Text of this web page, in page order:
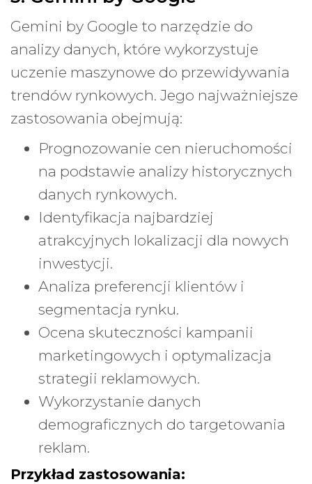
Gemini by Google to narzędzie do
analizy danych, które wykorzystuje
uczenie maszynowe do przewidywania
trendów rynkowych. Jego najważniejsze
zastosowania obejmują:
Prognozowanie cen nieruchomości
na podstawie analizy historycznych
danych rynkowych.
Identyfikacja najbardziej
atrakcyjnych lokalizacji dla nowych
inwestycji.
Analiza preferencji klientów i
segmentacja rynku.
Ocena skuteczności kampanii
marketingowych i optymalizacja
strategii reklamowych.
Wykorzystanie danych
demograficznych do targetowania
reklam.
Przykład zastosowania: